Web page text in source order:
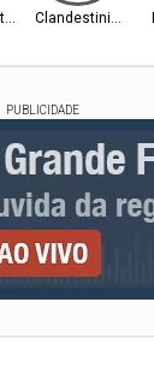
Clandestinidade
PUBLICIDADE